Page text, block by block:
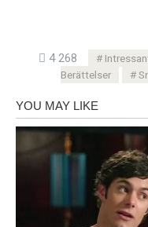
4 268
Berättelser